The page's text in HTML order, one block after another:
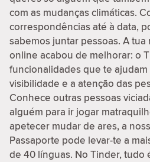
com as mudanças climáticas.
correspondências até à data,
sabemos juntar pessoas. A
online acabou de melhorar: o
funcionalidades que te
visibilidade e a atenção das
Conhece outras pessoas
alguém para ir jogar
apetecer mudar de ares, a
Passaporte pode levar-te a
de 40 línguas. No Tinder, tudo